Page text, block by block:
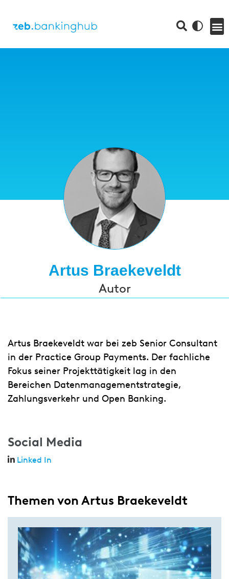
Artus Braekeveldt
Autor
Artus Braekeveldt war bei zeb Senior Consultant
in der Practice Group Payments. Der fachliche
Fokus seiner Projekttätigkeit lag in den
Bereichen Datenmanagementstrategie,
Zahlungsverkehr und Open Banking.
Social Media
Linked In
Themen von Artus Braekeveldt